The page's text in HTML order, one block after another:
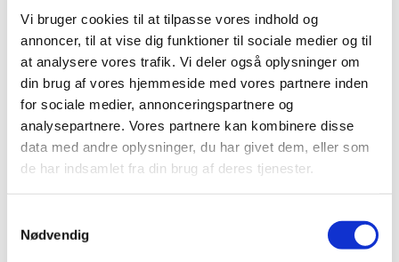
Vi bruger cookies til at tilpasse vores indhold og
annoncer, til at vise dig funktioner til sociale medier og til
at analysere vores trafik. Vi deler også oplysninger om
din brug af vores hjemmeside med vores partnere inden
for sociale medier, annonceringspartnere og
analysepartnere. Vores partnere kan kombinere disse
data med andre oplysninger, du har givet dem, eller som
de har indsamlet fra din brug af deres tjenester.
Nødvendig
På den måde kan du gøre selen mere personlig, da du
nemt kan skifte stripsne med andre.
Størrelsesvejledning:
Størrelsen er angivet efter hundens brystmål og hundens
vægt i kg:
BABY 1